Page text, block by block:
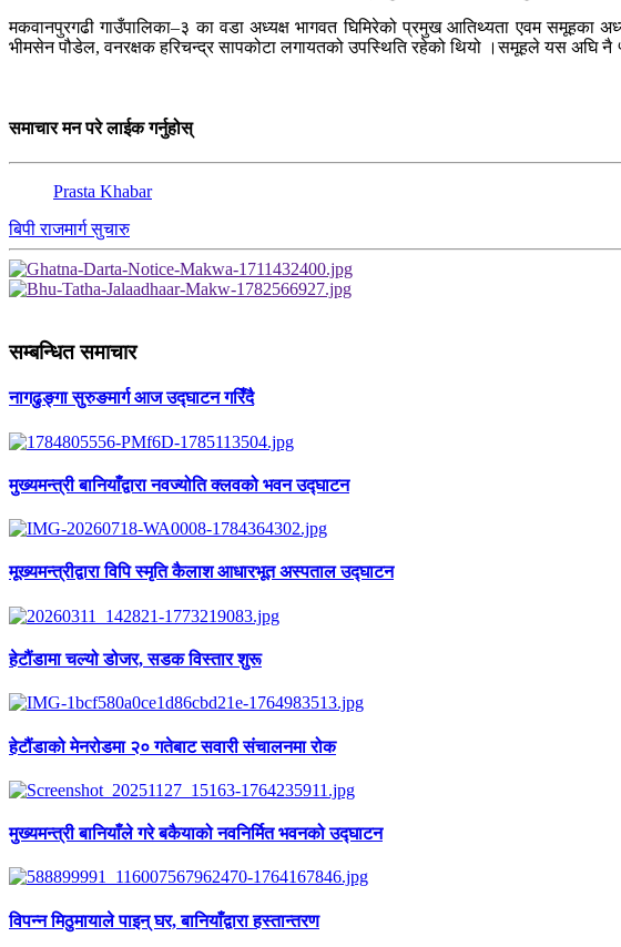
मकवानपुरगढी गाउँपालिका–३ का वडा अध्यक्ष भागवत घिमिरेको प्रमुख आतिथ्यता एवम समूहका
भीमसेन पौडेल, वनरक्षक हरिचन्द्र सापकोटा लगायतको उपस्थिति रहेको थियो ।समूहले यस अघि
समाचार मन परे लाईक गर्नुहोस्
Prasta Khabar
बिपी राजमार्ग सुचारु
सम्बन्धित समाचार
नागढुङ्गा सुरुङमार्ग आज उद्घाटन गरिँदै
मुख्यमन्त्री बानियाँद्वारा नवज्योति क्लवको भवन उद्घाटन
मूख्यमन्त्रीद्वारा विपि स्मृति कैलाश आधारभूत अस्पताल उद्घाटन
हेटौंडामा चल्यो डोजर, सडक विस्तार शुरू
हेटौंडाको मेनरोडमा २० गतेबाट सवारी संचालनमा रोक
मुख्यमन्त्री बानियाँले गरे बकैयाको नवनिर्मित भवनको उद्घाटन
विपन्न मिठुमायाले पाइन् घर, बानियाँद्वारा हस्तान्तरण